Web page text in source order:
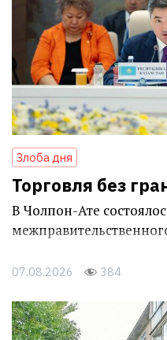
Злоба дня
Торговля без
В Чолпон-Ате
07.08.2026 384